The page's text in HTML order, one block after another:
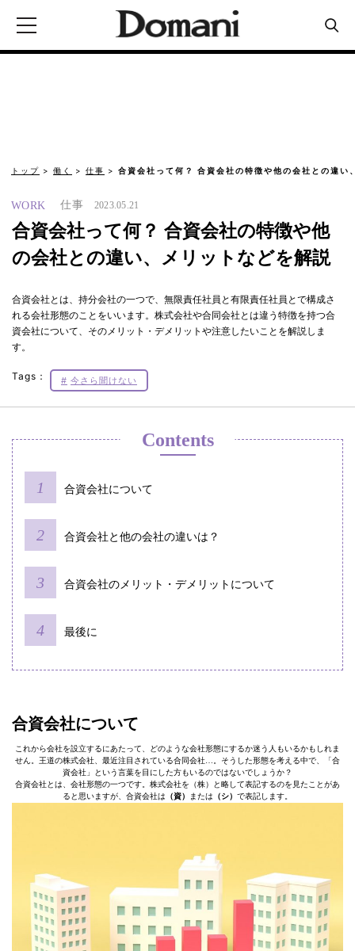
トップ 働く 仕事 合資会社って何？ 合資会社の特徴や他の会社との違い
WORK 仕事 2023.05.21
合資会社って何？ 合資会社の特徴や他
の会社との違い、メリットなどを解説
合資会社とは、持分会社の一つで、無限責任社員と有限責任社員とで構成さ
れる会社形態のことをいいます。株式会社や合同会社とは違う特徴を持つ合
資会社について、そのメリット・デメリットや注意したいことを解説しま
す。
Tags： 今さら聞けない
Contents
合資会社について
合資会社と他の会社の違いは？
合資会社のメリット・デメリットについて
最後に
合資会社について
これから会社を設立するにあたって、どのような会社形態にするか迷う人もいるかもしれま
せん。王道の株式会社、最近注目されている合同会社…。そうした形態を考える中で、「合
資会社」という言葉を目にした方もいるのではないでしょうか？
合資会社とは、会社形態の一つです。株式会社を（株）と略して表記するのを見たことがあ
ると思いますが、合資会社は （資） または （シ） で表記します。